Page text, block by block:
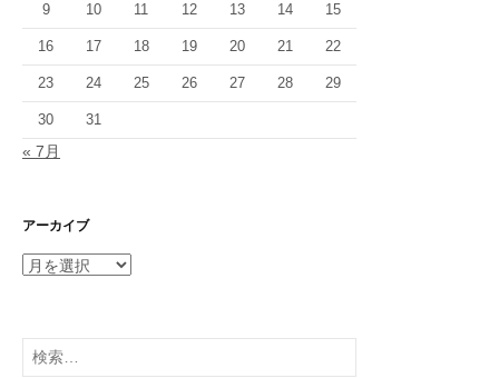
9 10 11 12 13 14 15
16 17 18 19 20 21 22
23 24 25 26 27 28 29
30 31
« 7月
アーカイブ
ア
イ
ブ
検
索: